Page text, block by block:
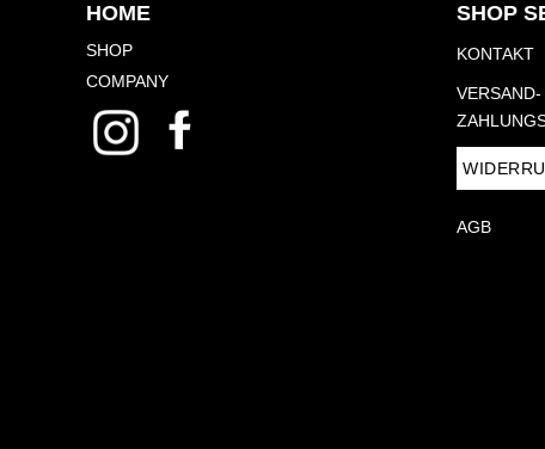
HOME
SHOP
COMPANY
SHOP
KONTAKT
AGB